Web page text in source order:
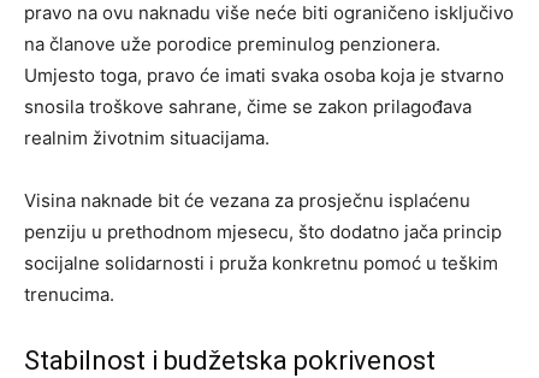
pravo na ovu naknadu više neće biti ograničeno isključivo
na članove uže porodice preminulog penzionera.
Umjesto toga, pravo će imati svaka osoba koja je stvarno
snosila troškove sahrane, čime se zakon prilagođava
realnim životnim situacijama.
Visina naknade bit će vezana za prosječnu isplaćenu
penziju u prethodnom mjesecu, što dodatno jača princip
socijalne solidarnosti i pruža konkretnu pomoć u teškim
trenucima.
Stabilnost i budžetska pokrivenost